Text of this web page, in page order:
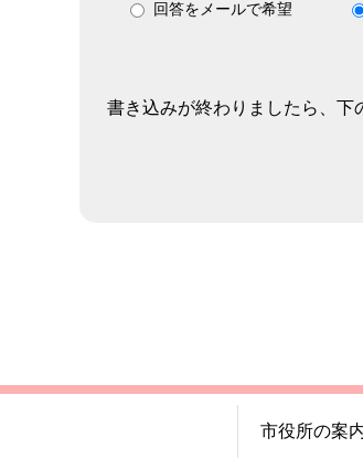
回答をメールで希望
書き込みが終わりましたら、下
市役所の案